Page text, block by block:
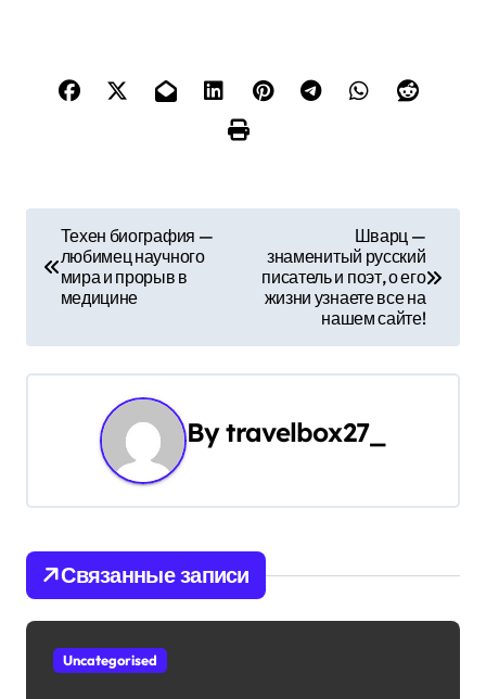
и
ц
и
я
п
Техен биография —
любимец научного
мира и прорыв в
медицине
Шварц —
знаменитый русский
писатель и поэт, о его
жизни узнаете все на
нашем сайте!
Bytravelbox27_
Связанные записи
Uncategorised